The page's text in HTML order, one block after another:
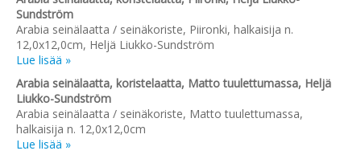
Sundström
Arabia seinälaatta / seinäkoriste, Piironki, halkaisija n.
12,0x12,0cm, Heljä Liukko-Sundström
Lue lisää »
Arabia seinälaatta, koristelaatta, Matto tuulettumassa, Heljä
Liukko-Sundström
Arabia seinälaatta / seinäkoriste, Matto tuulettumassa,
halkaisija n. 12,0x12,0cm
Lue lisää »